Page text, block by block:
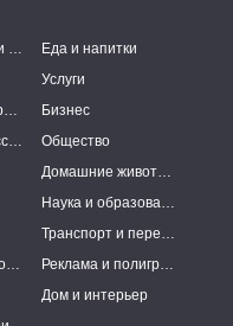
Строительство и ремонт
Еда и напитки
Услуги
Медицина и фармацевтика
Бизнес
Культура и искусство
Общество
Домашние животные
Наука и образование
Транспорт и перевозки
Справочно-информационные системы
Реклама и полиграфия
Дом и интерьер